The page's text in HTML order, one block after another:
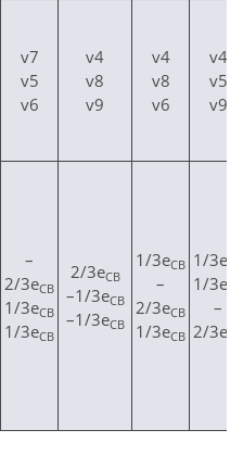
v7
v5
v6
v4
v8
v9
v4
v8
v6
v4
v5
v9
–
2/3eCB
1/3eCB
1/3eCB
2/3eCB
–1/3eCB
–1/3eCB
1/3eCB
–
2/3eCB
1/3eCB
1/3e
1/3e
–
2/3e